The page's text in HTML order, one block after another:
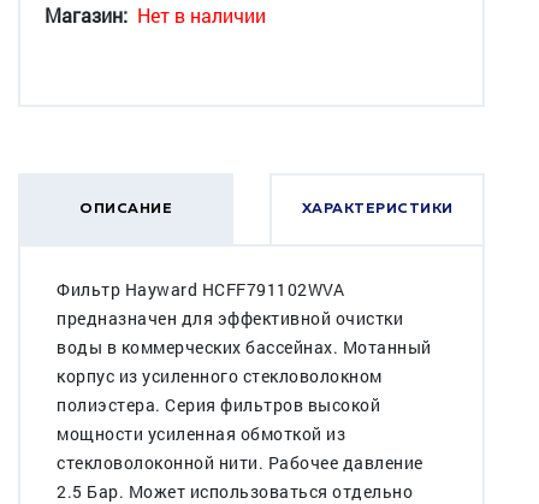
Магазин: Нет в наличии
ОПИСАНИЕ ХАРАКТЕРИСТИКИ
Фильтр Hayward HCFF791102WVA
предназначен для эффективной очистки
воды в коммерческих бассейнах. Мотанный
корпус из усиленного стекловолокном
полиэстера. Серия фильтров высокой
мощности усиленная обмоткой из
стекловолоконной нити. Рабочее давление
2.5 Бар. Может использоваться отдельно